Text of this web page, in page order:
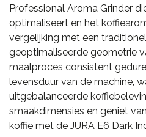
Professional Aroma Grinder
optimaliseert en het
vergelijking met een
geoptimaliseerde geometrie
maalproces consistent
levensduur van de machine,
uitgebalanceerde
smaakdimensies en geniet
koffie met de JURA E6 Dark